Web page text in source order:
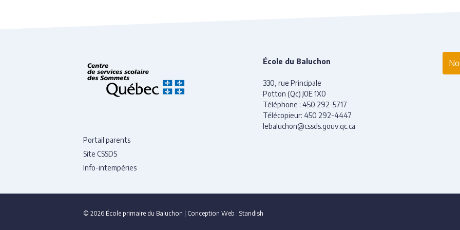
Portail parents
Site CSSDS
Info-intempéries
École du Baluchon
330, rue Principale
Potton (Qc) J0E 1X0
Téléphone : 450 292-5717
Télécopieur: 450 292-4447
lebaluchon@cssds.gouv.qc.ca
© 2026 École primaire du Baluchon Conception Web : Standish